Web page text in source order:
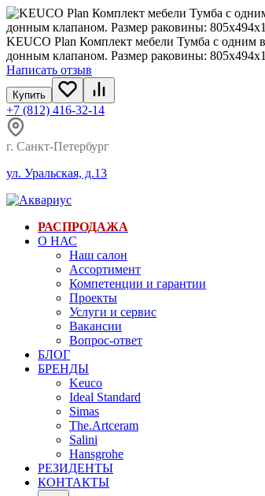
KEUCO Plan Комплект мебели Тумба с одним
донным клапаном. Размер раковины:
Написать отзыв
Купить
+7 (812) 416-32-14
г. Санкт-Петербург
ул. Уральская, д.13
РАСПРОДАЖА
О НАС
Наш салон
Ассортимент
Компетенции и гарантии
Проекты
Услуги и сервис
Вакансии
Вопрос-ответ
БЛОГ
БРЕНДЫ
Keuco
Ideal Standard
Simas
The.Artceram
Salini
Hansgrohe
РЕЗИДЕНТЫ
КОНТАКТЫ